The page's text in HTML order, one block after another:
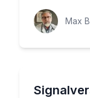
eine
Max